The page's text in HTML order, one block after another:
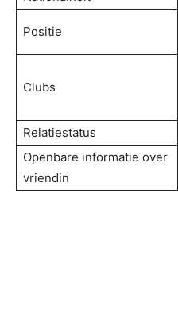
Positie
Clubs
Relatiestatus
Openbare informatie over
vriendin